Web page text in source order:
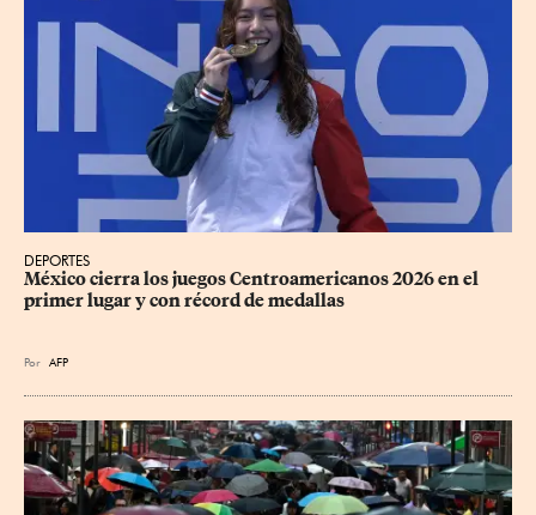
DEPORTES
México cierra los juegos Centroamericanos 2026 en el
primer lugar y con récord de medallas
Por AFP